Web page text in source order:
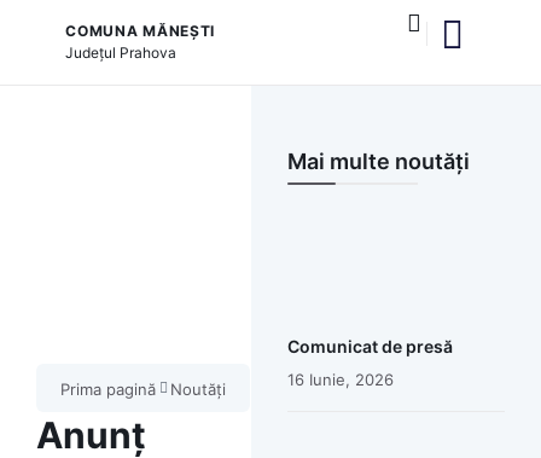
COMUNA MĂNEȘTI
Județul Prahova
Prima pagină Noutăți
Anunț
Mai multe noutăți
Comunicat de presă
16 Iunie, 2026